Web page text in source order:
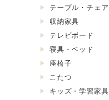
テーブル・チェア
収納家具
テレビボード
寝具・ベッド
座椅子
こたつ
キッズ・学習家具